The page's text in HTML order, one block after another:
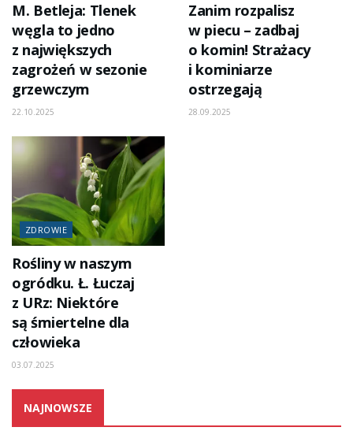
M. Betleja: Tlenek
węgla to jedno
z największych
zagrożeń w sezonie
grzewczym
22.10.2025
Zanim rozpalisz
w piecu – zadbaj
o komin! Strażacy
i kominiarze
ostrzegają
28.09.2025
ZDROWIE
Rośliny w naszym
ogródku. Ł. Łuczaj
z URz: Niektóre
są śmiertelne dla
człowieka
03.07.2025
NAJNOWSZE